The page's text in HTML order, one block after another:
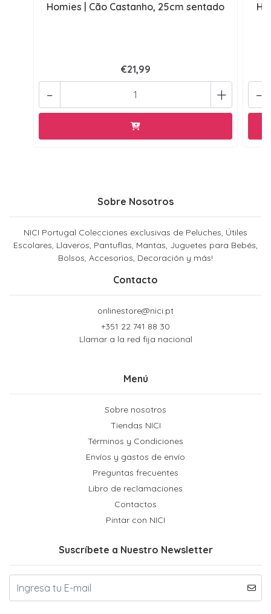
Homies | Cão Castanho, 25cm sentado
€21,99
+
- -
Sobre Nosotros
NICI Portugal Colecciones exclusivas de Peluches, Útiles
Escolares, Llaveros, Pantuflas, Mantas, Juguetes para Bebés,
Bolsos, Accesorios, Decoración y más!
Contacto
onlinestore@nici.pt
+351 22 741 88 30
Llamar a la red fija nacional
Menú
Sobre nosotros
Tiendas NICI
Términos y Condiciones
Envíos y gastos de envío
Preguntas frecuentes
Libro de reclamaciones
Contactos
Pintar con NICI
Suscríbete a Nuestro Newsletter